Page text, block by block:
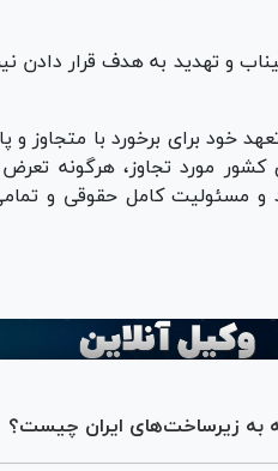
و تهدید به هدف قرار دادن
خود برای برخورد با متجاوز و
مورد تجاوز، هرگونه تعرض
و مسئولیت کامل حقوقی و
به زیرساخت‌های ایران چیست؟